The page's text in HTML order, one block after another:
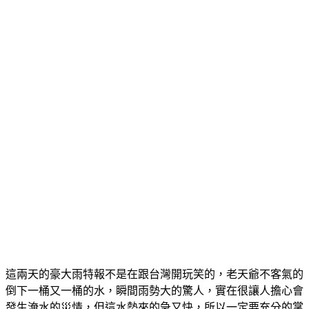
這兩天的豪大雨特報不是在跟台灣開玩笑的，老天爺不客氣的
倒下一桶又一桶的水，瞬間雨勢大的驚人，實在很讓人擔心會